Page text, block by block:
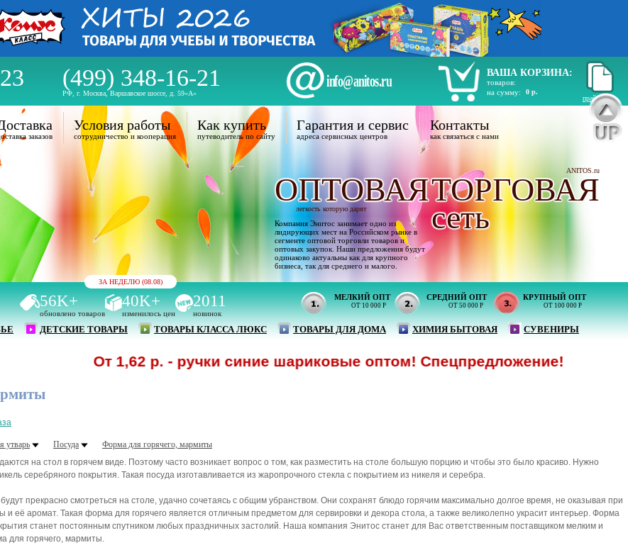
(499) 348-16-21
РФ, г. Москва, Варшавское шоссе, д. 59«А»
info@anitos.ru
ВАША КОРЗИНА:
товаров:
на сумму:
0 р.
прайс лист
ЗА НЕДЕЛЮ (08.08)
56K+
обновлено товаров
40K+
изменилось цен
2011
новинок
МЕЛКИЙ ОПТ
ОТ 10 000 Р
СРЕДНИЙ ОПТ
ОТ 50 000 Р
КРУПНЫЙ ОПТ
ОТ 100 000 Р
ДЕТСКИЕ ТОВАРЫ ТОВАРЫ КЛАССА ЛЮКС ТОВАРЫ ДЛЯ ДОМА ХИМИЯ БЫТОВАЯ СУВЕНИРЫ
заказов
Условия работы
сотрудничество и кооперация
Как купить
путеводитель по сайту
Гарантия и сервис
адреса сервисных центров
Контакты
как связаться с нами
ANITOS.ru
ОПТОВАЯТОРГОВАЯ
легкость которую дарят
Компания Энитос занимает одно из
лидирующих мест на Российском рынке в
сегменте оптовой торговли товаров и
оптовых закупок. Наши предложения будут
одинаково актуальны как для крупного
бизнеса, так для среднего и малого.
сеть
От 1,62 р. - ручки синие шариковые оптом! Спецпредложение!
утварь Посуда
Форма для горячего, мармиты
на стол в горячем виде. Поэтому часто возникает вопрос о том, как разместить на столе большую порцию и чтобы это было красиво. Нужно
серебряного покрытия. Такая посуда изготавливается из жаропрочного стекла с покрытием из никеля и серебра.
прекрасно смотреться на столе, удачно сочетаясь с общим убранством. Они сохранят блюдо горячим максимально долгое время, не оказывая при
и её аромат. Такая форма для горячего является отличным предметом для сервировки и декора стола, а также великолепно украсит интерьер. Форма
станет постоянным спутником любых праздничных застолий. Наша компания Энитос станет для Вас ответственным поставщиком мелким и
для горячего, мармиты.